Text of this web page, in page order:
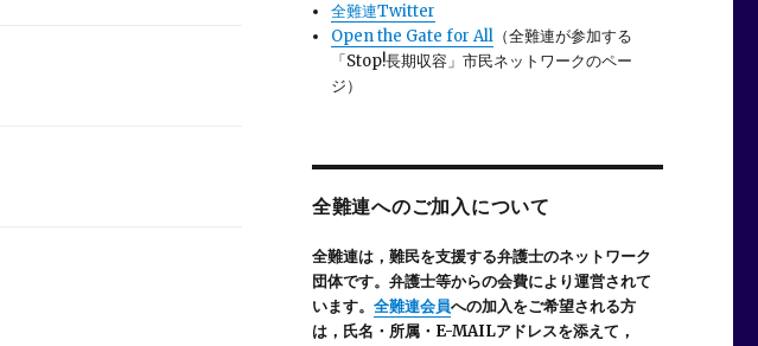
全難連Twitter
Open the Gate for All （全難連が参加する
「Stop!長期収容」市民ネットワークのペー
ジ）
全難連へのご加入について
全難連は，難民を支援する弁護士のネットワーク
団体です。弁護士等からの会費により運営されて
います。 全難連会員への加入をご希望される方
は，氏名・所属・E-MAILアドレスを添えて，